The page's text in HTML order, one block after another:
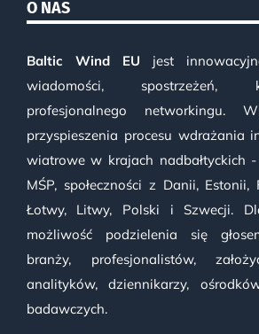
O NAS
Baltic Wind EU jest
wiadomości, spostrzeżeń,
profesjonalnego networkingu.
przyspieszenia procesu wdrażania
wiatrowe w krajach nadbałtyckich -
MŚP, społeczności z Danii, Estonii,
Łotwy, Litwy, Polski i Szwecji.
możliwość podzielenia się
branży, profesjonalistów,
analityków, dziennikarzy,
badawczych.